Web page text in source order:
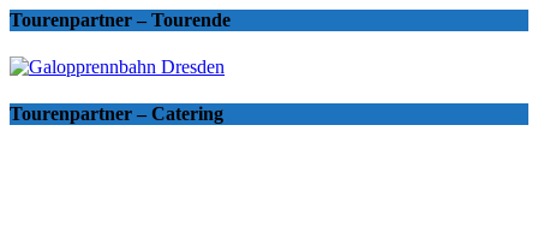
Tourenpartner – Tourende
Tourenpartner – Catering